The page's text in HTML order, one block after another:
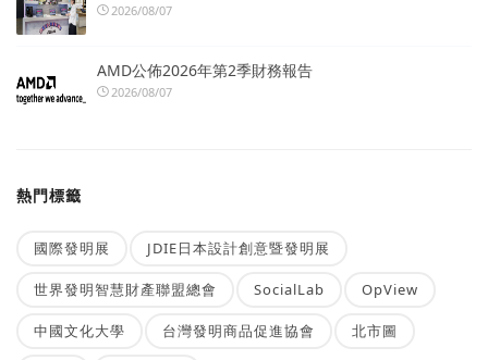
2026/08/07
AMD公佈2026年第2季財務報告
2026/08/07
熱門標籤
國際發明展 JDIE日本設計創意暨發明展
世界發明智慧財產聯盟總會 SocialLab OpView
中國文化大學 台灣發明商品促進協會 北市圖